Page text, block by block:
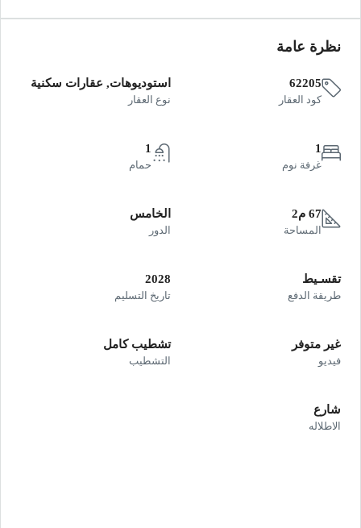
نظرة عامة
62205
كود العقار
استوديوهات, عقارات سكنية
نوع العقار
1
غرفة نوم
1
حمام
67 م2
المساحة
الخامس
الدور
تقسـيط
طريقة الدفع
2028
تاريخ التسليم
غير متوفر
فيديو
تشطيب كامل
التشطيب
شارع
الاطلاله